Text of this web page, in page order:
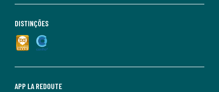
APP LA REDOUTE
DISTINÇÕES